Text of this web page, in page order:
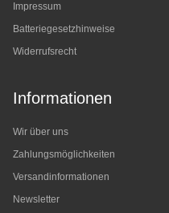
Impressum
Batteriegesetzhinweise
Widerrufsrecht
Informationen
Wir über uns
Zahlungsmöglichkeiten
Versandinformationen
Newsletter